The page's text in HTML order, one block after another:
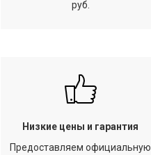
руб.
Низкие цены и гарантия
Предоставляем официальную